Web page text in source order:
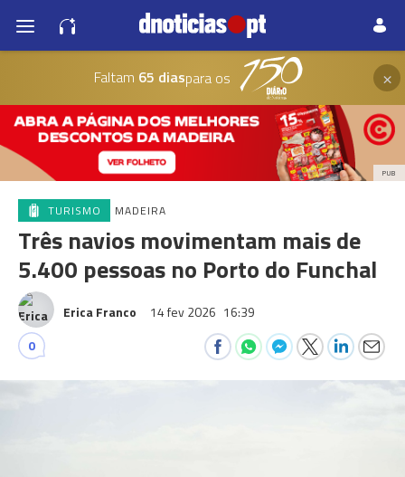
Faltam 65 diaspara os ×
PUB
TURISMO MADEIRA
Três navios movimentam mais de
5.400 pessoas no Porto do Funchal
Erica Franco 14 fev 2026 16:39
0